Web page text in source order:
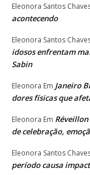
Eleonora Santos
acontecendo
Eleonora Santos
idosos enfrentam
Sabin
Eleonora Em Janeiro
dores físicas que
Eleonora Em
de celebração,
Eleonora Santos
período causa